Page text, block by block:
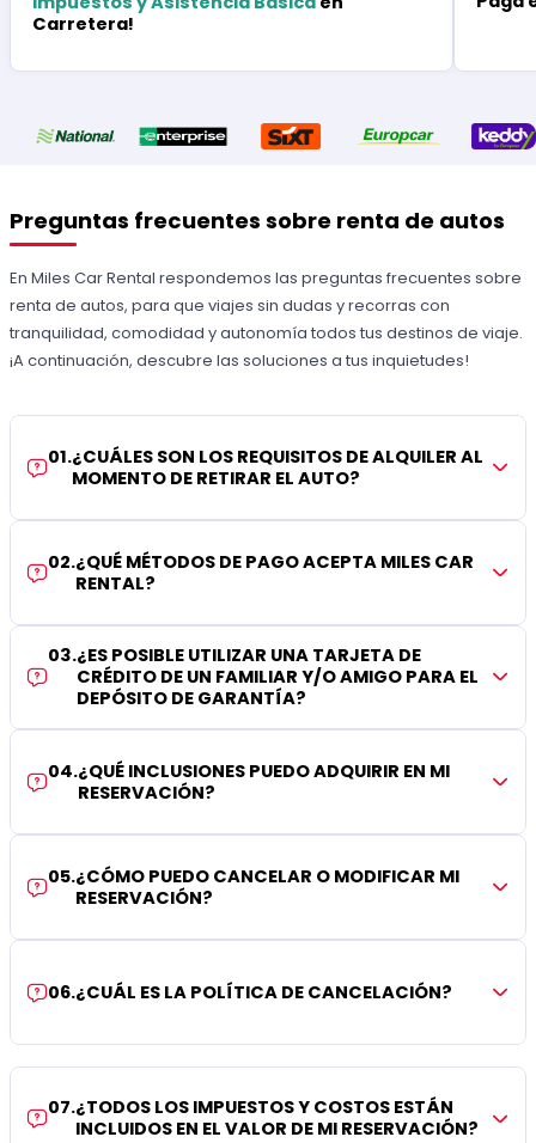
Carretera!
Preguntas frecuentes sobre renta de autos
En Miles Car Rental respondemos las preguntas frecuentes sobre
renta de autos, para que viajes sin dudas y recorras con
tranquilidad, comodidad y autonomía todos tus destinos de viaje.
¡A continuación, descubre las soluciones a tus inquietudes!
01.¿CUÁLES SON LOS REQUISITOS DE ALQUILER AL
MOMENTO DE RETIRAR EL AUTO?
02.¿QUÉ MÉTODOS DE PAGO ACEPTA MILES CAR
RENTAL?
03.¿ES POSIBLE UTILIZAR UNA TARJETA DE
CRÉDITO DE UN FAMILIAR Y/O AMIGO PARA EL
DEPÓSITO DE GARANTÍA?
04.¿QUÉ INCLUSIONES PUEDO ADQUIRIR EN MI
RESERVACIÓN?
05.¿CÓMO PUEDO CANCELAR O MODIFICAR MI
RESERVACIÓN?
06.¿CUÁL ES LA POLÍTICA DE CANCELACIÓN?
07.¿TODOS LOS IMPUESTOS Y COSTOS ESTÁN
INCLUIDOS EN EL VALOR DE MI RESERVACIÓN?